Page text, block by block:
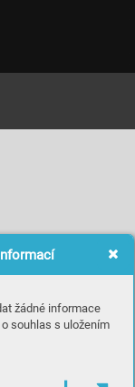
žádné informace
souhlas s uložením